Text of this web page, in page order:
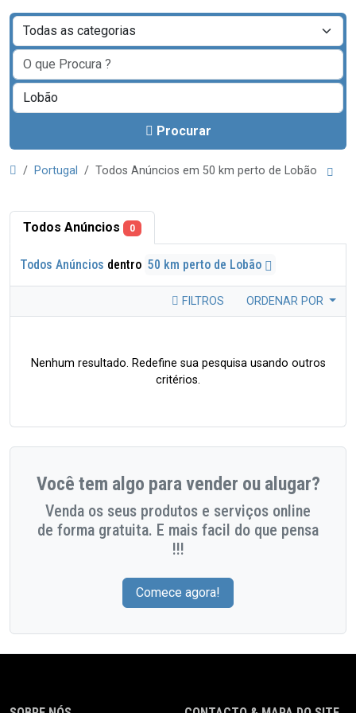
Procurar
Portugal Todos Anúncios em 50 km perto de Lobão
Todos Anúncios 0
Todos Anúncios dentro 50 km perto de Lobão
FILTROS ORDENAR POR
Nenhum resultado. Redefine sua pesquisa usando outros
critérios.
Você tem algo para vender ou alugar?
Venda os seus produtos e serviços online
de forma gratuita. E mais facil do que pensa
!!!
Comece agora!